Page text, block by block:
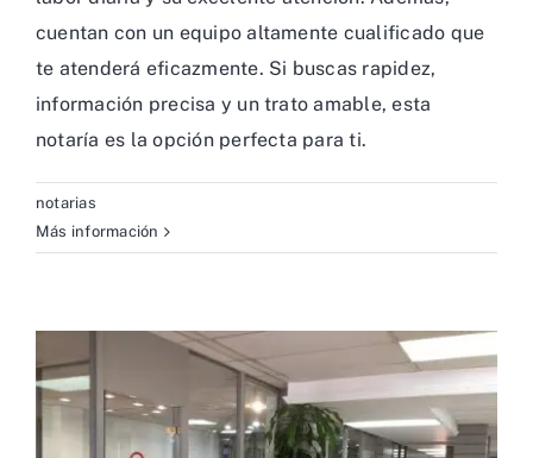
cuentan con un equipo altamente cualificado que
te atenderá eficazmente. Si buscas rapidez,
información precisa y un trato amable, esta
notaría es la opción perfecta para ti.
notarias
Más información